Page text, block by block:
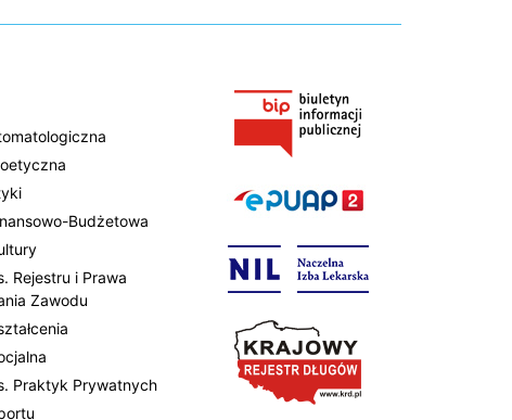
Budżetowa
Rejestru i Prawa
Zawodu
Praktyk Prywatnych